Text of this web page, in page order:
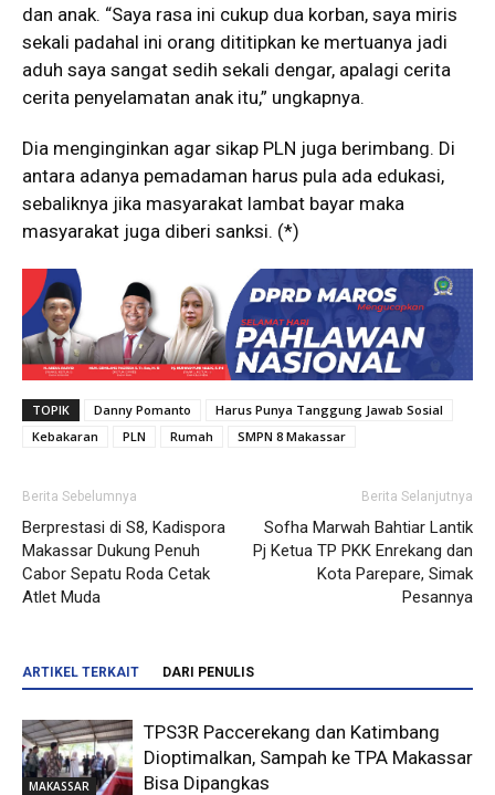
dan anak. “Saya rasa ini cukup dua korban, saya miris
sekali padahal ini orang dititipkan ke mertuanya jadi
aduh saya sangat sedih sekali dengar, apalagi cerita
cerita penyelamatan anak itu,” ungkapnya.
Dia menginginkan agar sikap PLN juga berimbang. Di
antara adanya pemadaman harus pula ada edukasi,
sebaliknya jika masyarakat lambat bayar maka
masyarakat juga diberi sanksi. (*)
TOPIK Danny Pomanto
Harus Punya Tanggung Jawab Sosial
Kebakaran
PLN Rumah SMPN 8 Makassar
Berita Sebelumnya
Berprestasi di S8, Kadispora
Makassar Dukung Penuh
Cabor Sepatu Roda Cetak
Atlet Muda
Berita Selanjutnya
Sofha Marwah Bahtiar Lantik
Pj Ketua TP PKK Enrekang dan
Kota Parepare, Simak
Pesannya
ARTIKEL TERKAIT DARI PENULIS
MAKASSAR
TPS3R Paccerekang dan Katimbang
Dioptimalkan, Sampah ke TPA Makassar
Bisa Dipangkas